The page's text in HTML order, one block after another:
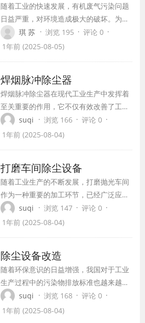
保障员工健康。
随着工业的快速发展，有机废气污染问题
日益严重，对环境造成极大的破坏。为有
效治理有机废气，我国环保企业不断研发
新型设备，其中吸附浓缩燃烧设备成为一
用领域及优势。
琪 苏 · 浏览 195 · 评论 0 ·
1年前 (2025-08-05)
焊烟脉冲除尘器
焊烟脉冲除尘器在现代工业生产中发挥着
至关重要的作用，它不仅有效改善了工作
环境，保护了操作人员的健康，而且符合
日益严格的环保法规。本文将深入探讨焊
suqi · 浏览 166 · 评论 0 ·
1年前 (2025-08-04)
打磨车间除尘设备
随着工业生产的不断发展，打磨抛光车间
作为一种重要的加工环节，已经广泛应用
于各行各业的制造领域中。然而，随之而
来的大量粉尘污染问题也愈发突出。为了
本文将探讨打磨抛光车间除尘设备在设计
时需要考虑的因素。
suqi · 浏览 147 · 评论 0 ·
1年前 (2025-08-04)
除尘设备改造
随着环保意识的日益增强，我国对于工业
生产过程中的污染物排放标准也越来越严
格。除尘设备作为控制粉尘排放、保护环
境的重要设备，其性能和效率直接影响到
suqi · 浏览 168 · 评论 0 ·
1年前 (2025-08-04)